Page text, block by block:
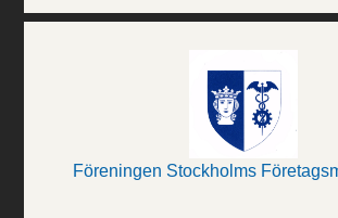
Föreningen Stockholms